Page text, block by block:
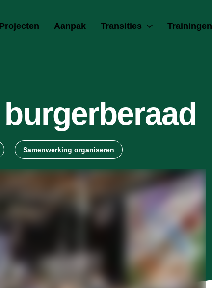
Projecten Aanpak Transities Trainingen
Samenwerking organiseren